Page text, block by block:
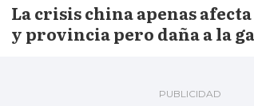
La crisis china apenas
y provincia pero daña a la